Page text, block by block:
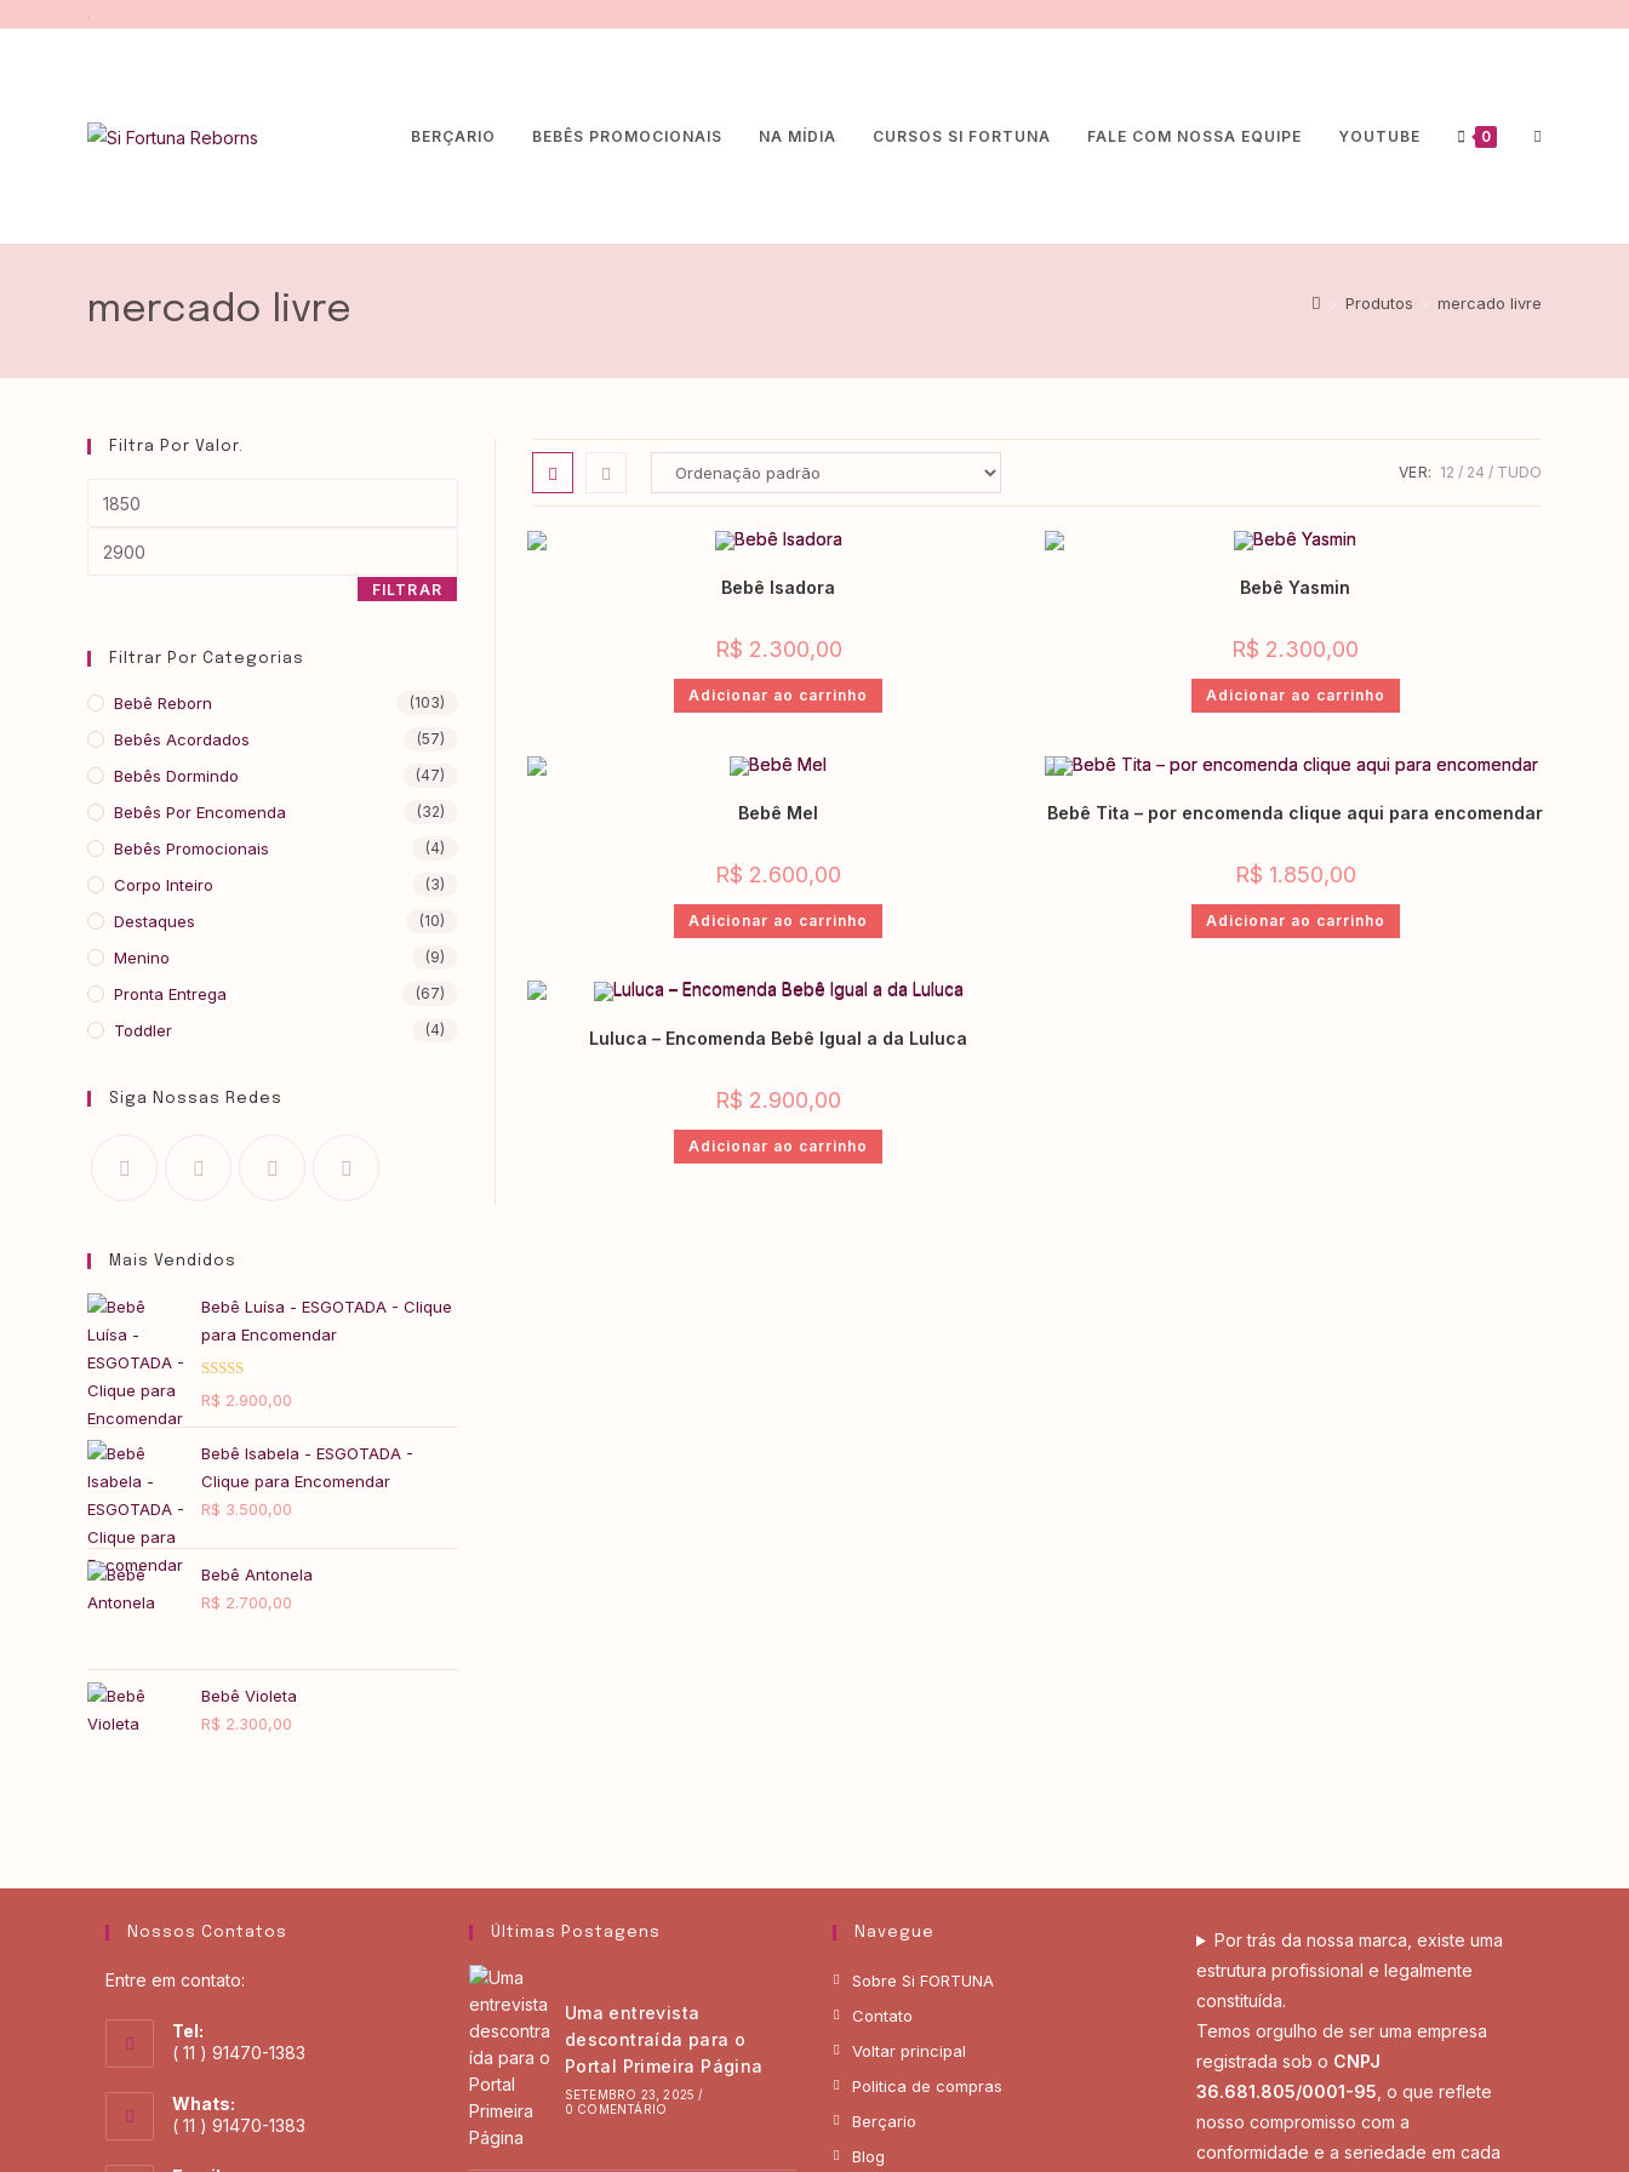
.
BERÇARIO BEBÊS PROMOCIONAIS NA MÍDIA CURSOS SI FORTUNA FALE COM NOSSA EQUIPE YOUTUBE 0
mercado livre Produtos mercado livre
VER: 12 24 TUDO
Bebê Isadora
R$ 2.300,00
Adicionar ao carrinho
Bebê Yasmin
R$ 2.300,00
Adicionar ao carrinho
Bebê Mel
R$ 2.600,00
Adicionar ao carrinho
Bebê Tita – por encomenda clique aqui para encomendar
R$ 1.850,00
Adicionar ao carrinho
Luluca – Encomenda Bebê Igual a da Luluca
R$ 2.900,00
Adicionar ao carrinho
Filtra Por Valor.
FILTRAR
Filtrar Por Categorias
Bebê Reborn (103)
Bebês Acordados (57)
Bebês Dormindo (47)
Bebês Por Encomenda (32)
Bebês Promocionais (4)
Corpo Inteiro (3)
Destaques (10)
Menino (9)
Pronta Entrega (67)
Toddler (4)
Siga Nossas Redes
Mais Vendidos
Bebê Luísa - ESGOTADA - Clique
para Encomendar
Avaliação
R$ 2.900,00
Bebê Isabela - ESGOTADA -
Clique para Encomendar
R$ 3.500,00
Bebê Antonela
R$ 2.700,00
Bebê Violeta
R$ 2.300,00
Nossos Contatos
Entre em contato:
Tel:
( 11 ) 91470-1383
Whats:
( 11 ) 91470-1383
Últimas Postagens
Uma entrevista
descontraída para o
Portal Primeira Página
SETEMBRO 23, 2025 /
0 COMENTÁRIO
Navegue
Sobre Si FORTUNA
Contato
Voltar principal
Politica de compras
Berçario
Blog
Por trás da nossa marca, existe uma
estrutura profissional e legalmente
constituída.
Temos orgulho de ser uma empresa
registrada sob o CNPJ
36.681.805/0001-95 , o que reflete
nosso compromisso com a
conformidade e a seriedade em cada